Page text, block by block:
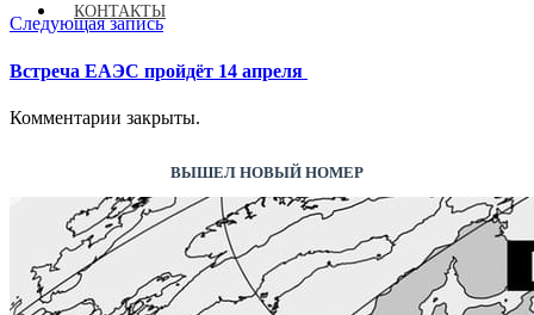
КОНТАКТЫ
Следующая запись
Встреча ЕАЭС пройдёт 14 апреля
Комментарии закрыты.
ВЫШЕЛ НОВЫЙ НОМЕР